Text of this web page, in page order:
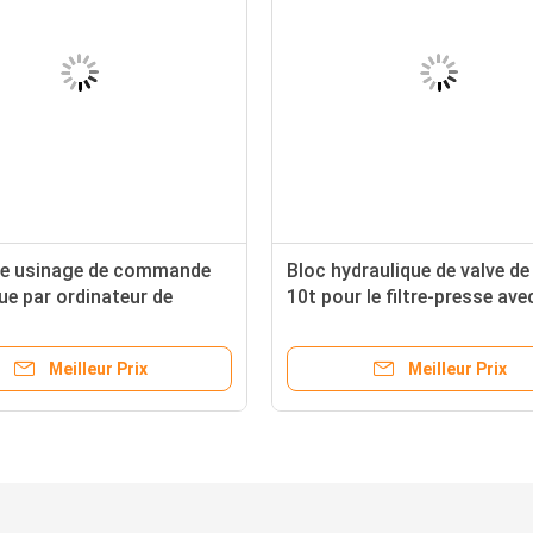
usinage de commande
par ordinateur de
de soupape de
Meilleur Prix
Bloc hydraulique de valve
10t pour le filtre-presse
Meilleur Prix